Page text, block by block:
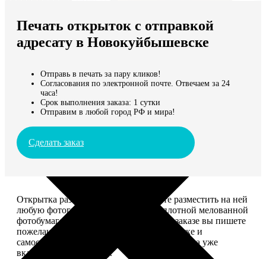
Мы доставляем по всему миру
Продолжить без города
Печать открыток с отправкой
адресату в Новокуйбышевске
Отправь в печать за пару кликов!
Согласования по электронной почте. Отвечаем за 24
часа!
Срок выполнения заказа: 1 сутки
Отправим в любой город РФ и мира!
Сделать заказ
Открытка размером 10*15, вы можете разместить на ней
любую фотографию. Печатается на плотной мелованной
фотобумаге плотностью 300 г/м2. При заказе вы пишете
пожелание, мы его напечатаем на открытке и
самостоятельно отправим адресату (доставка уже
включена в стоимость).